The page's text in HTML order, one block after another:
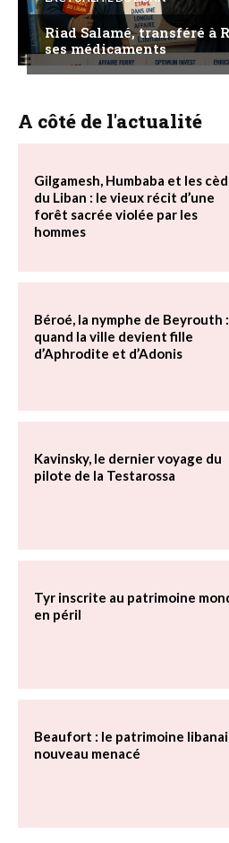
Riad Salamé, transféré à
ses médicaments
A côté de l'actualité
Gilgamesh, Humbaba et les
du Liban : le vieux récit d’une
forêt sacrée violée par les
hommes
Béroé, la nymphe de Beyrouth :
quand la ville devient fille
d’Aphrodite et d’Adonis
Kavinsky, le dernier voyage du
pilote de la Testarossa
Tyr inscrite au patrimoine
en péril
Beaufort : le patrimoine
nouveau menacé